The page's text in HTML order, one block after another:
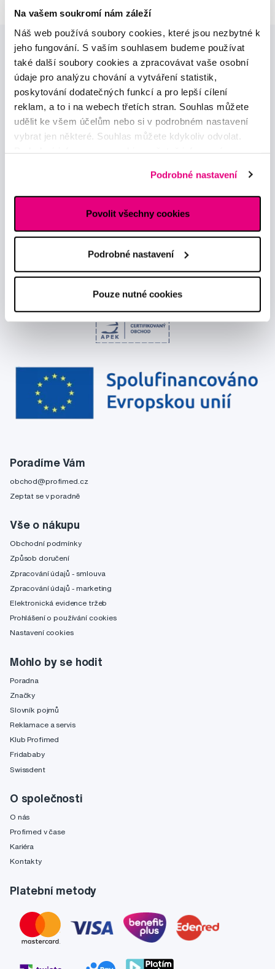
Na vašem soukromí nám záleží
Náš web používá soubory cookies, které jsou nezbytné k
jeho fungování. S vaším souhlasem budeme používat
také další soubory cookies a zpracovávat vaše osobní
údaje pro analýzu chování a vytváření statistik,
poskytování dodatečných funkcí a pro lepší cílení
reklam, a to i na webech třetích stran. Souhlas můžete
udělit ke všem účelům nebo si v podrobném nastavení
vybrat jen některé. Souhlas můžete kdykoliv odvolat.
Podrobné nastavení
Povolit všechny cookies
Podrobné nastavení
Pouze nutné cookies
Poradíme Vám
obchod@profimed.cz
Zeptat se v poradně
Vše o nákupu
Obchodní podmínky
Způsob doručení
Zpracování údajů - smlouva
Zpracování údajů - marketing
Elektronická evidence tržeb
Prohlášení o používání cookies
Nastavení cookies
Mohlo by se hodit
Poradna
Značky
Slovník pojmů
Reklamace a servis
Klub Profimed
Fridababy
Swissdent
O společnosti
O nás
Profimed v čase
Kariéra
Kontakty
Platební metody
Novinky a nabídky
Chci dostávat informace o novinkách a akčních nabídkách